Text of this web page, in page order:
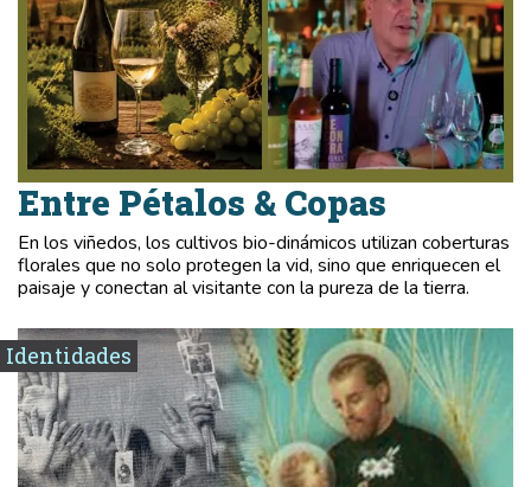
Entre Pétalos & Copas
En los viñedos, los cultivos bio-dinámicos utilizan coberturas
florales que no solo protegen la vid, sino que enriquecen el
paisaje y conectan al visitante con la pureza de la tierra.
Identidades